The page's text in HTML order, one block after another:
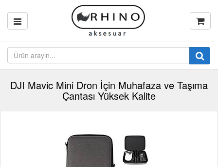
DJI Mavic Mini Dron İçin Muhafaza ve Taşıma
Çantası Yüksek Kalite